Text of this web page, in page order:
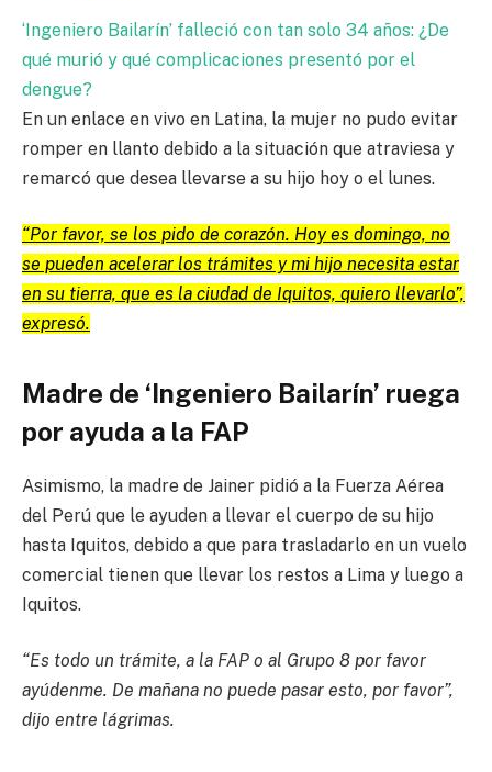
‘Ingeniero Bailarín’ falleció con tan solo 34 años: ¿De
qué murió y qué complicaciones presentó por el
dengue?
En un enlace en vivo en Latina, la mujer no pudo evitar
romper en llanto debido a la situación que atraviesa y
remarcó que desea llevarse a su hijo hoy o el lunes.
“Por favor, se los pido de corazón. Hoy es domingo, no
se pueden acelerar los trámites y mi hijo necesita estar
en su tierra, que es la ciudad de Iquitos, quiero llevarlo”,
expresó.
Madre de ‘Ingeniero Bailarín’ ruega
por ayuda a la FAP
Asimismo, la madre de Jainer pidió a la Fuerza Aérea
del Perú que le ayuden a llevar el cuerpo de su hijo
hasta Iquitos, debido a que para trasladarlo en un vuelo
comercial tienen que llevar los restos a Lima y luego a
Iquitos.
“Es todo un trámite, a la FAP o al Grupo 8 por favor
ayúdenme. De mañana no puede pasar esto, por favor”,
dijo entre lágrimas.